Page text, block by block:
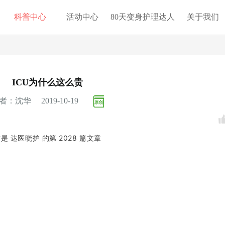
科普中心 活动中心 80天变身护理达人 关于我们
ICU为什么这么贵
：沈华 2019-10-19
达医晓护 的第 2028 篇文章